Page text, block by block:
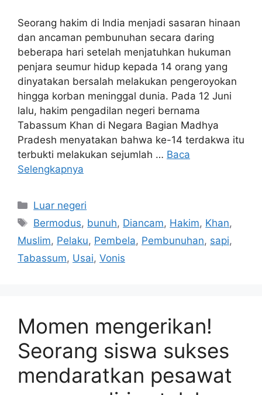
Seorang hakim di India menjadi sasaran hinaan
dan ancaman pembunuhan secara daring
beberapa hari setelah menjatuhkan hukuman
penjara seumur hidup kepada 14 orang yang
dinyatakan bersalah melakukan pengeroyokan
hingga korban meninggal dunia. Pada 12 Juni
lalu, hakim pengadilan negeri bernama
Tabassum Khan di Negara Bagian Madhya
Pradesh menyatakan bahwa ke-14 terdakwa itu
terbukti melakukan sejumlah … Baca
Selengkapnya
Kategori
Luar negeri
Tag
Bermodus, bunuh, Diancam, Hakim, Khan,
Muslim, Pelaku, Pembela, Pembunuhan, sapi,
Tabassum, Usai, Vonis
Momen mengerikan!
Seorang siswa sukses
mendaratkan pesawat